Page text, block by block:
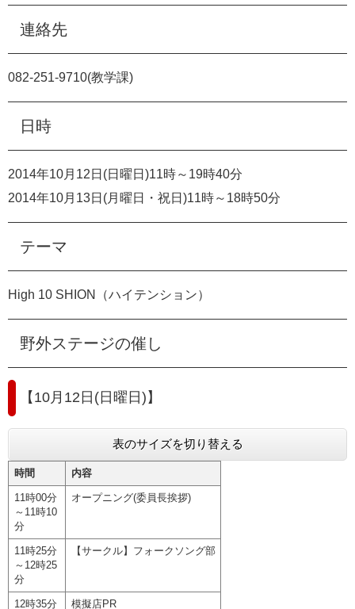
索
連絡先
082‐251‐9710(教学課)
日時
2014年10月12日(日曜日)11時～19時40分
2014年10月13日(月曜日・祝日)11時～18時50分
テーマ
High 10 SHION（ハイテンション）
野外ステージの催し
【10月12日(日曜日)】
表のサイズを切り替える
時間 内容
11時00分
～11時10
分
オープニング(委員長挨拶)
11時25分
～12時25
分
【サークル】フォークソング部
12時35分
模擬店PR